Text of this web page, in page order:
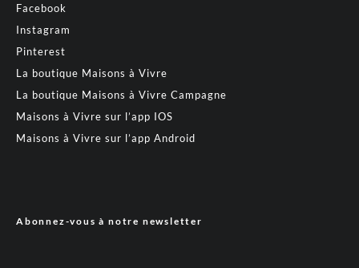
Facebook
Instagram
Pinterest
La boutique Maisons à Vivre
La boutique Maisons à Vivre Campagne
Maisons à Vivre sur l’app IOS
Maisons à Vivre sur l’app Android
Abonnez-vous à notre newsletter